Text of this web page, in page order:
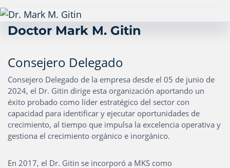
Doctor Mark M. Gitin
Consejero Delegado
Consejero Delegado de la empresa desde el 05 de junio de
2024, el Dr. Gitin dirige esta organización aportando un
éxito probado como líder estratégico del sector con
capacidad para identificar y ejecutar oportunidades de
crecimiento, al tiempo que impulsa la excelencia operativa y
gestiona el crecimiento orgánico e inorgánico.
En 2017, el Dr. Gitin se incorporó a MKS como